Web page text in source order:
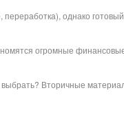
однако
огромные
Вторичные